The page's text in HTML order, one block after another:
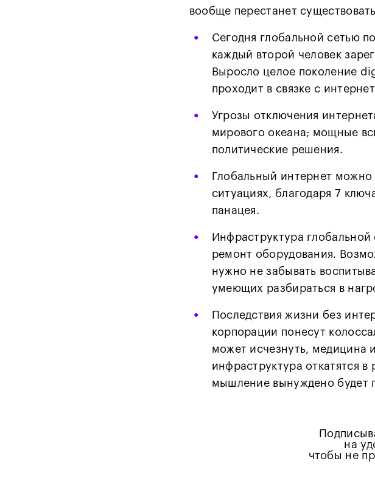
вообще перестанет
•
Сегодня глобальной сетью
каждый второй человек
Выросло целое поколение
проходит в связке с
•
Угрозы отключения
мирового океана; мощные
политические решения.
•
Глобальный интернет можно
ситуациях, благодаря 7
панацея.
•
Инфраструктура
ремонт оборудования.
нужно не забывать
умеющих разбираться в
•
Последствия жизни без
корпорации понесут
может исчезнуть, медицина
инфраструктура откатятся
мышление вынуждено будет
на
чтобы не